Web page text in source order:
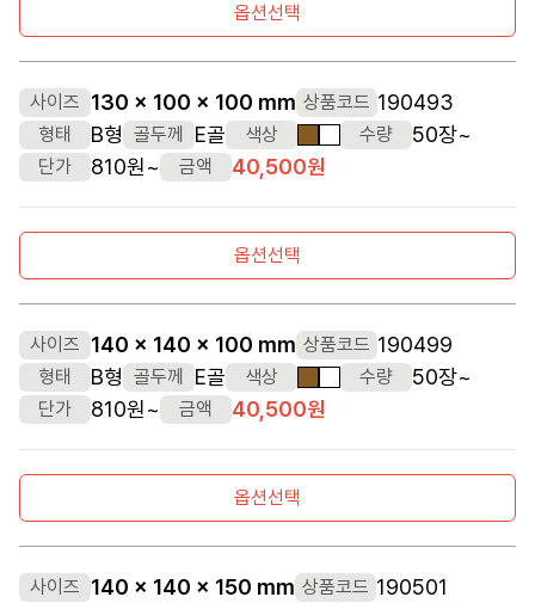
옵션선택
사이즈 130 x 100 x 100 mm 상품코드 190493
형태 B형 골두께 E골 색상 갈색
흰색 수량 50장~
단가 810원~ 금액 40,500원
옵션선택
사이즈 140 x 140 x 100 mm 상품코드 190499
형태 B형 골두께 E골 색상 갈색
흰색 수량 50장~
단가 810원~ 금액 40,500원
옵션선택
사이즈 140 x 140 x 150 mm 상품코드 190501